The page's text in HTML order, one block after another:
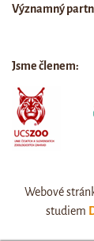
Významný
Jsme členem:
Webové
studiem